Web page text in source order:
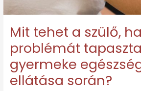
Mit tehet a szülő, ha
problémát
gyermeke
ellátása során?
során?